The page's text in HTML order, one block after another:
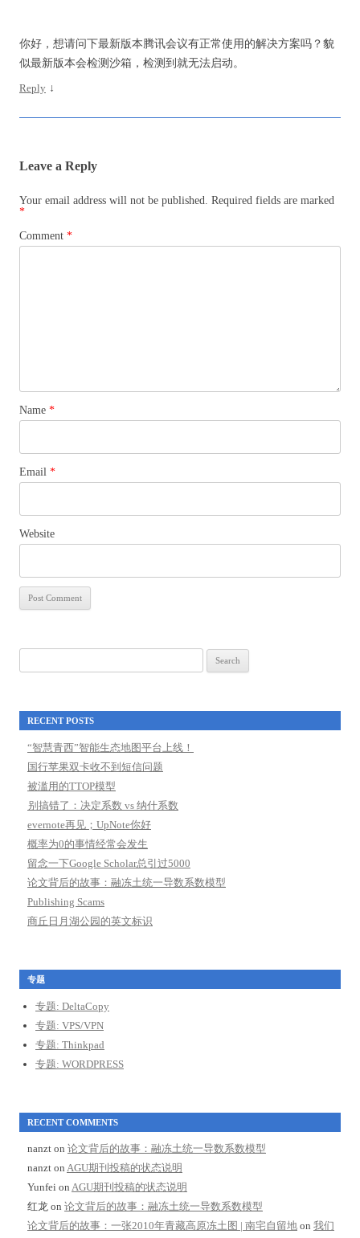
你好，想请问下最新版本腾讯会议有正常使用的解决方案吗？貌
似最新版本会检测沙箱，检测到就无法启动。
Reply ↓
Leave a Reply
Your email address will not be published. Required fields are marked
*
Comment *
Name *
Email *
Website
for:
RECENT POSTS
“智慧青西”智能生态地图平台上线！
国行苹果双卡收不到短信问题
被滥用的TTOP模型
别搞错了：决定系数 vs 纳什系数
evernote再见；UpNote你好
概率为0的事情经常会发生
留念一下Google Scholar总引过5000
论文背后的故事：融冻土统一导数系数模型
Publishing Scams
商丘日月湖公园的英文标识
专题
专题: DeltaCopy
专题: VPS/VPN
专题: Thinkpad
专题: WORDPRESS
RECENT COMMENTS
nanzt on 论文背后的故事：融冻土统一导数系数模型
nanzt on AGU期刊投稿的状态说明
Yunfei on AGU期刊投稿的状态说明
红龙 on 论文背后的故事：融冻土统一导数系数模型
论文背后的故事：一张2010年青藏高原冻土图 | 南宅自留地 on 我们